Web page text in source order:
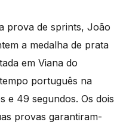
prova de sprints, João
a medalha de prata
em Viana do
português na
e 49 segundos. Os dois
provas garantiram-